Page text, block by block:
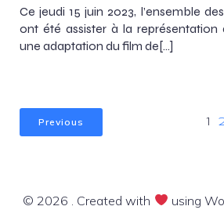
Ce jeudi 15 juin 2023, l’ensemble
ont été assister à la représentation
une adaptation du film de[…]
Previous 1
© 2026 . Created with using